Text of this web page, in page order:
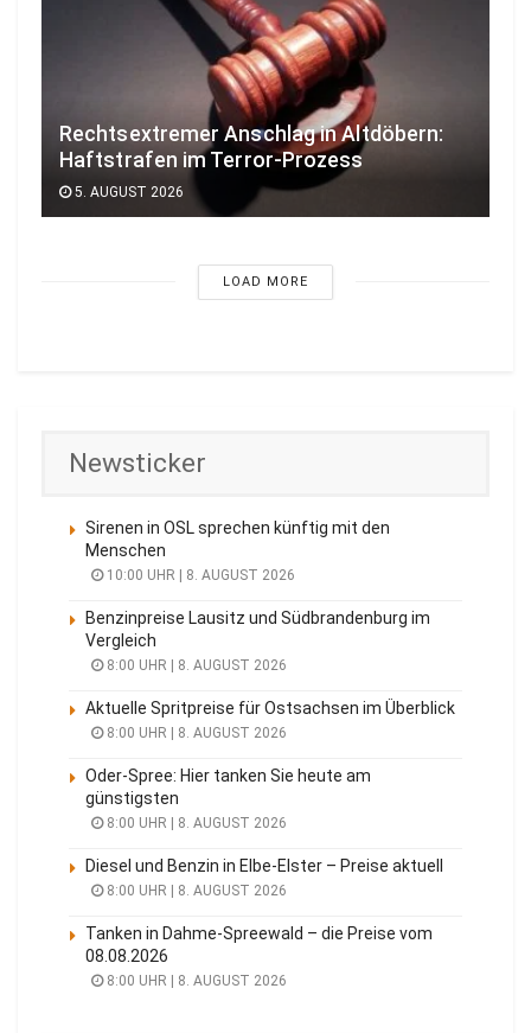
Rechtsextremer Anschlag in Altdöbern:
Haftstrafen im Terror-Prozess
5. AUGUST 2026
LOAD MORE
Newsticker
Sirenen in OSL sprechen künftig mit den
Menschen
10:00 UHR | 8. AUGUST 2026
Benzinpreise Lausitz und Südbrandenburg im
Vergleich
8:00 UHR | 8. AUGUST 2026
Aktuelle Spritpreise für Ostsachsen im Überblick
8:00 UHR | 8. AUGUST 2026
Oder-Spree: Hier tanken Sie heute am
günstigsten
8:00 UHR | 8. AUGUST 2026
Diesel und Benzin in Elbe-Elster – Preise aktuell
8:00 UHR | 8. AUGUST 2026
Tanken in Dahme-Spreewald – die Preise vom
08.08.2026
8:00 UHR | 8. AUGUST 2026